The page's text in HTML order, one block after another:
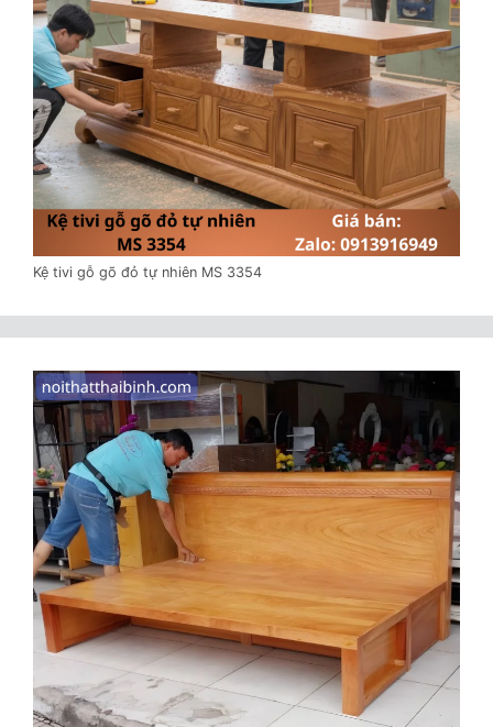
Kệ tivi gỗ gõ đỏ tự nhiên MS 3354